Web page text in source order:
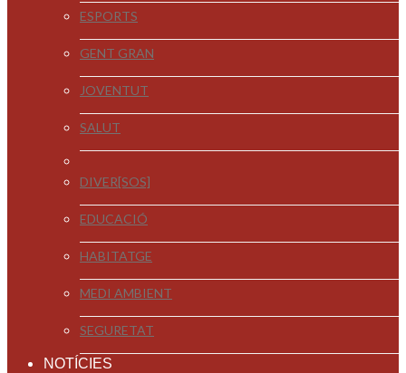
ESPORTS
GENT GRAN
JOVENTUT
SALUT
DIVER[SOS]
EDUCACIÓ
HABITATGE
MEDI AMBIENT
SEGURETAT
NOTÍCIES